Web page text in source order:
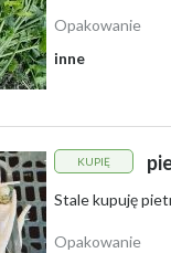
Opakowanie
inne
KUPIĘ
Opakowanie